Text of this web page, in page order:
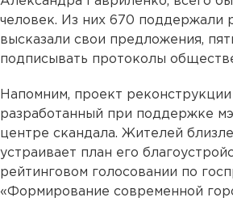
человек. Из них 670 поддержали
высказали свои предложения,
подписывать протоколы
Напомним, проект реконструкции
разработанный при поддержке
центре скандала. Жителей
устраивает план его
рейтинговом голосовании по
«Формирование современной